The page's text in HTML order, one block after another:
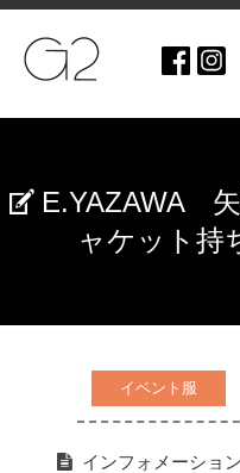
E.YAZAWA
ャケット
イベント服
インフォメーション